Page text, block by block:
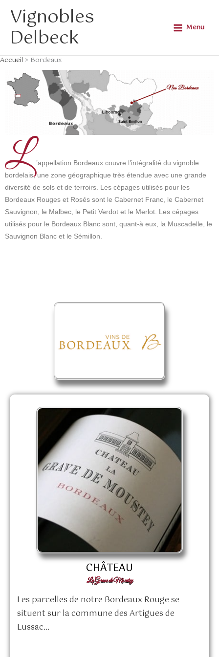
contenuVignobles
Delbeck
Menu
Menu
Accueil Bordeaux
L
’appellation Bordeaux couvre l’intégralité du vignoble
bordelais, une zone géographique très étendue avec une grande
diversité de sols et de terroirs. Les cépages utilisés pour les
Bordeaux Rouges et Rosés sont le Cabernet Franc, le Cabernet
Sauvignon, le Malbec, le Petit Verdot et le Merlot. Les cépages
utilisés pour le Bordeaux Blanc sont, quant-à eux, la Muscadelle, le
Sauvignon Blanc et le Sémillon.
CHÂTEAU
La Grave de Moustey
Les parcelles de notre Bordeaux Rouge se
situent sur la commune des Artigues de
Lussac…